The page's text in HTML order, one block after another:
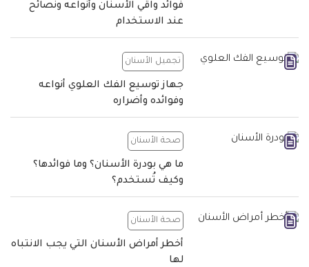
فوائد واقي الأسنان وأنواعه ونصائح
عند الاستخدام
تجميل الأسنان
جهاز توسيع الفك العلوي أنواعه
وفوائده وأضراره
صحة الأسنان
ما هي بودرة الأسنان؟ وما فوائدها؟
وكيف تُستخدم؟
صحة الأسنان
أخطر أمراض الأسنان التي يجب الانتباه
لها